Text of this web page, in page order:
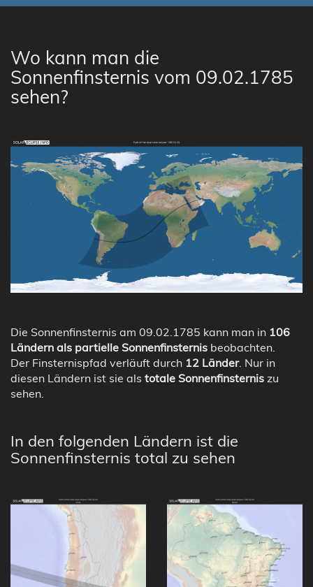
Wo kann man die
Sonnenfinsternis vom 09.02.1785
sehen?
Die Sonnenfinsternis am 09.02.1785 kann man in 106
Ländern als partielle Sonnenfinsternis beobachten.
Der Finsternispfad verläuft durch 12 Länder. Nur in
diesen Ländern ist sie als totale Sonnenfinsternis zu
sehen.
In den folgenden Ländern ist die
Sonnenfinsternis total zu sehen